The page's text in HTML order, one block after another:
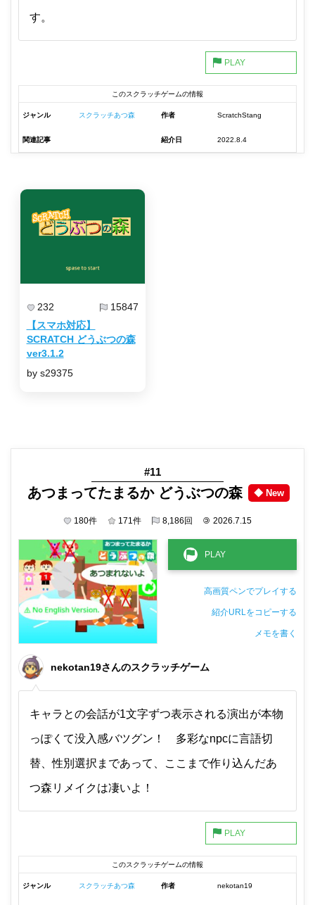
す。
このスクラッチゲームの情報
ジャンル スクラッチあつ森 作者 ScratchStang
関連記事 紹介日 2022.8.4
232 15847
【スマホ対応】
SCRATCH どうぶつの森
ver3.1.2
by s29375
#11
あつまってたまるか どうぶつの森 ◆ New
180件 171 件 8,186回 © 2026.7.15
高画質ペンでプレイする
紹介URLをコピーする
メモを書く
nekotan19さんのスクラッチゲーム
キャラとの会話が1文字ずつ表示される演出が本物
っぽくて没入感バツグン！ 多彩なnpcに言語切
替、性別選択まであって、ここまで作り込んだあ
つ森リメイクは凄いよ！
このスクラッチゲームの情報
ジャンル スクラッチあつ森 作者 nekotan19